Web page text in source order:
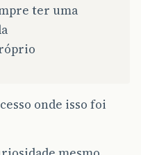
ter uma
onde isso foi